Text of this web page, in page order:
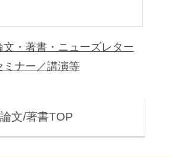
文・著書・ニューズレター
ミナー／講演等
論文/著書TOP